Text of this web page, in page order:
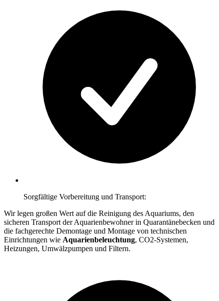
Sorgfältige Vorbereitung und Transport:
Wir legen großen Wert auf die Reinigung des Aquariums, den
sicheren Transport der Aquarienbewohner in Quarantänebecken und
die fachgerechte Demontage und Montage von technischen
Einrichtungen wie Aquarienbeleuchtung, CO2-Systemen,
Heizungen, Umwälzpumpen und Filtern.